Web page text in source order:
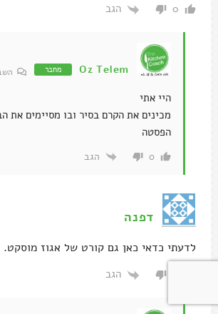
0 הגב
Oz Telem מחבר
היי אתי
מכינים את הקרם בסיר ובו מסיימים את
הפסטה
0 הגב
דפנה
לדעתי כדאי כאן גם קורט של אגוז מוסקט.
הגב